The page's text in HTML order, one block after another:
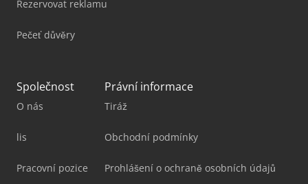
Rezervovat reklamu
Pečeť důvěry
Společnost
O nás
lis
Pracovní pozice
Právní informace
Tiráž
Obchodní podmínky
Prohlášení o ochraně osobních údajů